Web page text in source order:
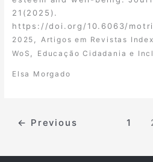
21(2025).
https://doi.org/10.6063/
2025
Artigos em Revistas
WoS
Educação Cidadania e
Elsa Morgado
← Previous 1